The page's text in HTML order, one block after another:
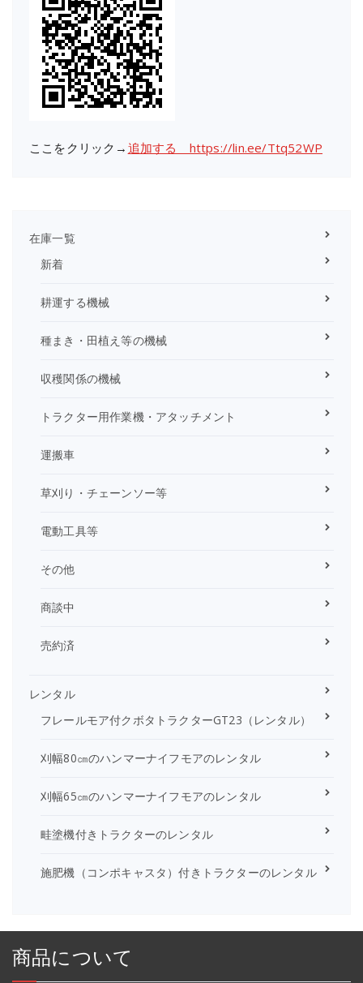
ここをクリック→ 追加する https://lin.ee/Ttq52WP
在庫一覧
新着
耕運する機械
種まき・田植え等の機械
収穫関係の機械
トラクター用作業機・アタッチメント
運搬車
草刈り・チェーンソー等
電動工具等
その他
商談中
売約済
レンタル
フレールモア付クボタトラクターGT23（レンタル）
刈幅80㎝のハンマーナイフモアのレンタル
刈幅65㎝のハンマーナイフモアのレンタル
畦塗機付きトラクターのレンタル
施肥機（コンポキャスタ）付きトラクターのレンタル
商品について